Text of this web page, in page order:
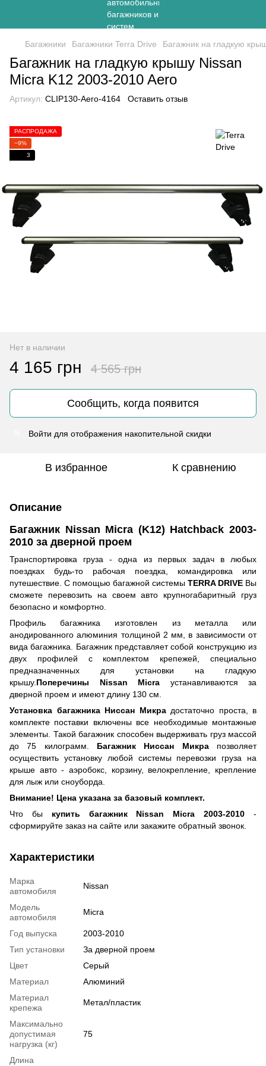
Багажники Багажники Terra Drive Багажник на гладкую
Багажник на гладкую крышу Nissan
Micra K12 2003-2010 Aero
Артикул: CLIP130-Aero-4164 Оставить отзыв
РАСПРОДАЖА
−9%
3
Нет в наличии
4 165 грн 4 565 грн
Сообщить, когда появится
Войти для отображения накопительной скидки
В избранное К сравнению
Описание
Багажник Nissan Micra (K12) Hatchback 2003-
2010 за дверной проем
Транспортировка груза - одна из первых задач в любых
поездках будь-то рабочая поездка, командировка или
путешествие. С помощью багажной системы TERRA DRIVE Вы
сможете перевозить на своем авто крупногабаритный груз
безопасно и комфортно.
Профиль багажника изготовлен из металла или
анодированного алюминия толщиной 2 мм, в зависимости от
вида багажника. Багажник представляет собой конструкцию из
двух профилей с комплектом крепежей, специально
предназначенных для установки на гладкую
крышу. Поперечины Nissan Micra устанавливаются за
дверной проем и имеют длину 130 см.
Установка багажника Ниссан Микрадостаточно проста, в
комплекте поставки включены все необходимые монтажные
элементы. Такой багажник способен выдерживать груз массой
до 75 килограмм. Багажник Ниссан Микрапозволяет
осуществить установку любой системы перевозки груза на
крыше авто - аэробокс, корзину, велокрепление, крепление
для лыж или сноуборда.
Внимание! Цена указана за базовый комплект.
Что бы купить багажник Nissan Micra 2003-2010-
сформируйте заказ на сайте или закажите обратный звонок.
Характеристики
Марка
автомобиля
Nissan
Модель
автомобиля
Micra
Год выпуска
2003-2010
Тип установки
За дверной проем
Цвет
Серый
Материал
Алюминий
Материал
крепежа
Метал/пластик
Максимально
допустимая
нагрузка (кг)
75
Длина